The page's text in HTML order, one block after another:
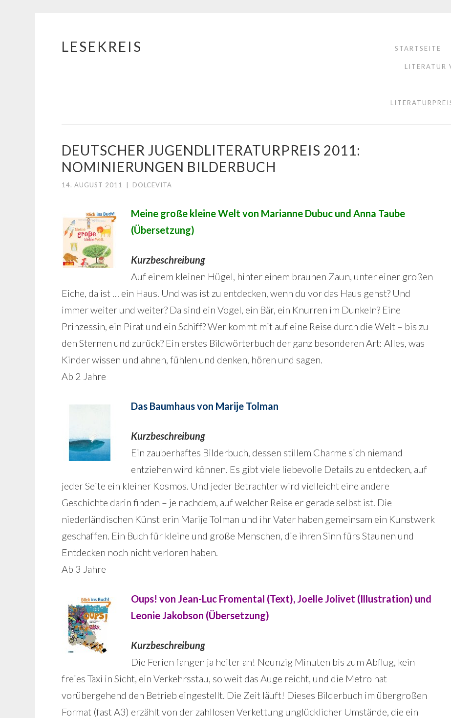
Springe
LESEKREIS STARTSEITE
LITERATUR
DEUTSCHER JUGENDLITERATURPREIS 2011:
NOMINIERUNGEN BILDERBUCH
14. AUGUST 2011 DOLCEVITA
Meine große kleine Welt von Marianne Dubuc und Anna Taube
(Übersetzung)
Kurzbeschreibung
Auf einem kleinen Hügel, hinter einem braunen Zaun, unter einer großen
Eiche, da ist … ein Haus. Und was ist zu entdecken, wenn du vor das Haus gehst? Und
immer weiter und weiter? Da sind ein Vogel, ein Bär, ein Knurren im Dunkeln? Eine
Prinzessin, ein Pirat und ein Schiff? Wer kommt mit auf eine Reise durch die Welt – bis zu
den Sternen und zurück? Ein erstes Bildwörterbuch der ganz besonderen Art: Alles, was
Kinder wissen und ahnen, fühlen und denken, hören und sagen.
Ab 2 Jahre
Das Baumhaus von Marije Tolman
Kurzbeschreibung
Ein zauberhaftes Bilderbuch, dessen stillem Charme sich niemand
entziehen wird können. Es gibt viele liebevolle Details zu entdecken, auf
jeder Seite ein kleiner Kosmos. Und jeder Betrachter wird vielleicht eine andere
Geschichte darin finden – je nachdem, auf welcher Reise er gerade selbst ist. Die
niederländischen Künstlerin Marije Tolman und ihr Vater haben gemeinsam ein Kunstwerk
geschaffen. Ein Buch für kleine und große Menschen, die ihren Sinn fürs Staunen und
Entdecken noch nicht verloren haben.
Ab 3 Jahre
Oups! von Jean-Luc Fromental (Text), Joelle Jolivet (Illustration) und
Leonie Jakobson (Übersetzung)
Kurzbeschreibung
Die Ferien fangen ja heiter an! Neunzig Minuten bis zum Abflug, kein
freies Taxi in Sicht, ein Verkehrsstau, so weit das Auge reicht, und die Metro hat
vorübergehend den Betrieb eingestellt. Die Zeit läuft! Dieses Bilderbuch im übergroßen
Format (fast A3) erzählt von der zahllosen Verkettung unglücklicher Umstände, die ein